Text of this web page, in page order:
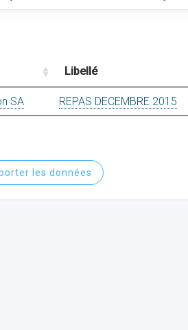
Libellé
SA REPAS DECEMBRE 2015
les données